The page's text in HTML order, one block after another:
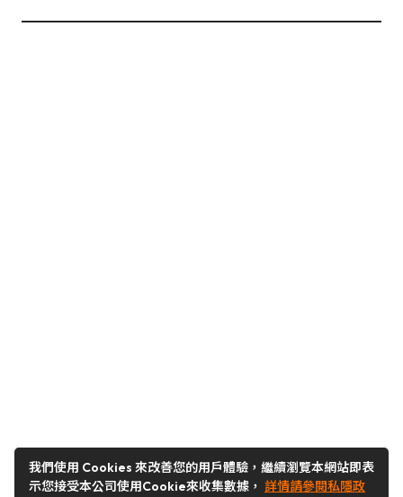
我們使用 Cookies 來改善您的用戶體驗，繼續瀏覽本網站即表
示您接受本公司使用Cookie來收集數據， 詳情請參閱私隱政